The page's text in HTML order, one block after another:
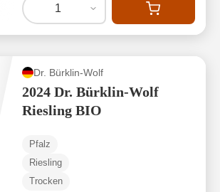
1
Dr. Bürklin-Wolf
2024 Dr. Bürklin-Wolf
Riesling BIO
Pfalz
Riesling
Trocken